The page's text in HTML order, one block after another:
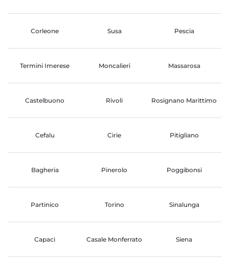
Corleone Susa Pescia
Termini Imerese Moncalieri Massarosa
Castelbuono Rivoli Rosignano Marittimo
Cefalu Cirie Pitigliano
Bagheria Pinerolo Poggibonsi
Partinico Torino Sinalunga
Capaci Casale Monferrato Siena